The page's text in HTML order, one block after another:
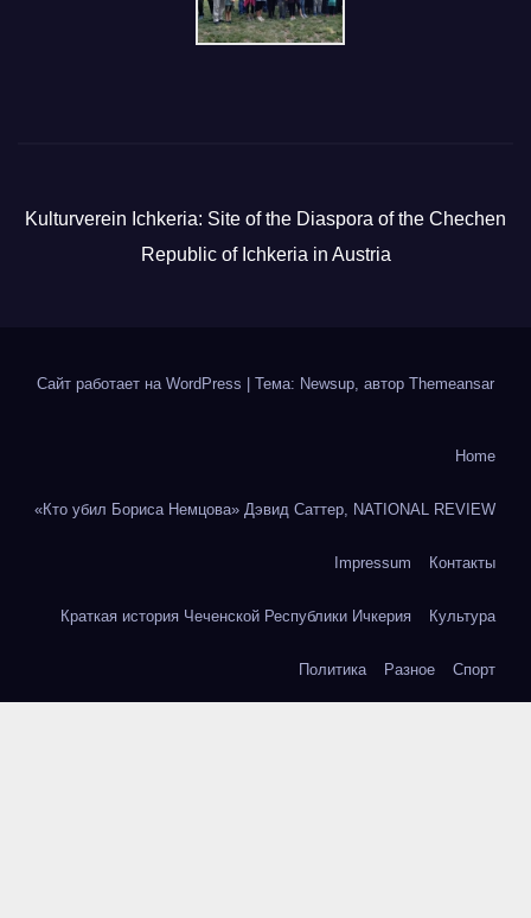
Kulturverein Ichkeria: Site of the Diaspora of the Chechen
Republic of Ichkeria in Austria
Сайт работает на WordPress Тема: Newsup, автор Themeansar
Home
«Кто убил Бориса Немцова» Дэвид Саттер, NATIONAL REVIEW
Impressum Контакты
Краткая история Чеченской Республики Ичкерия Культура
Политика Разное Спорт